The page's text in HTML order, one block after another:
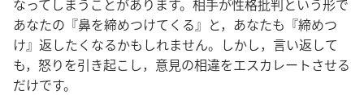
あなたの『鼻を締めつけてくる』と，あなたも『締めつ
け』返したくなるかもしれません。しかし，言い返して
も，怒りを引き起こし，意見の相違をエスカレートさせる
だけです。